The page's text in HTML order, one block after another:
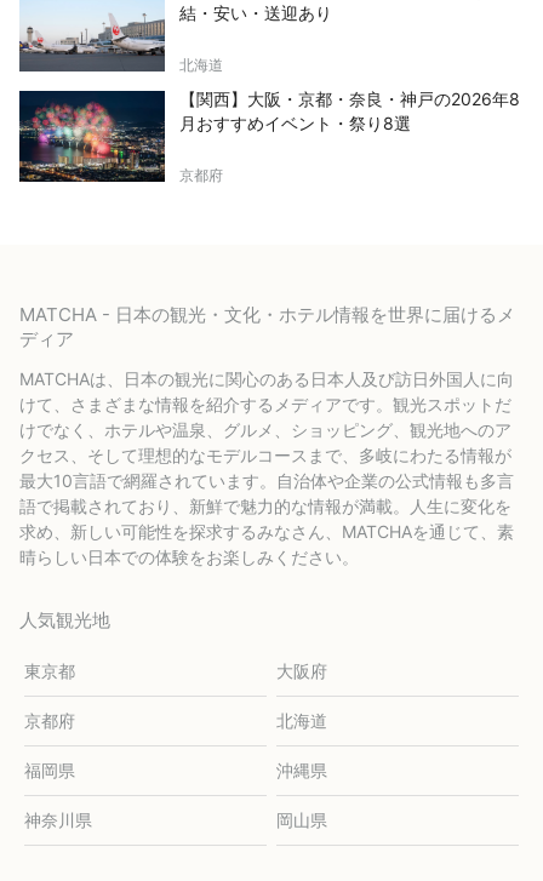
結・安い・送迎あり
北海道
【関西】大阪・京都・奈良・神戸の2026年8
月おすすめイベント・祭り8選
京都府
MATCHA - 日本の観光・文化・ホテル情報を世界に届けるメ
ディア
MATCHAは、日本の観光に関心のある日本人及び訪日外国人に向
けて、さまざまな情報を紹介するメディアです。観光スポットだ
けでなく、ホテルや温泉、グルメ、ショッピング、観光地へのア
クセス、そして理想的なモデルコースまで、多岐にわたる情報が
最大10言語で網羅されています。自治体や企業の公式情報も多言
語で掲載されており、新鮮で魅力的な情報が満載。人生に変化を
求め、新しい可能性を探求するみなさん、MATCHAを通じて、素
晴らしい日本での体験をお楽しみください。
人気観光地
東京都 大阪府
京都府 北海道
福岡県 沖縄県
神奈川県 岡山県